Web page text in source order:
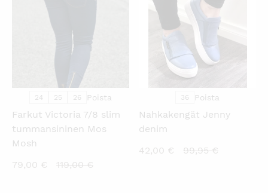
24 25 26 Poista
Farkut Victoria 7/8 slim
tummansininen Mos
Mosh
79,00 €
Nykyinen
119,00€Alkuperäinen
36 Poista
Nahkakengät Jenny
denim
42,00 €
Nykyinen
99,95€